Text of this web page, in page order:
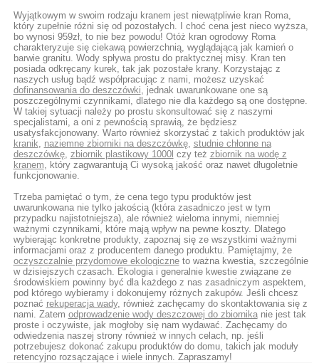
Wyjątkowym w swoim rodzaju kranem jest niewątpliwie kran Roma,
który zupełnie różni się od pozostałych. I choć cena jest nieco wyższa,
bo wynosi 959zł, to nie bez powodu! Otóż kran ogrodowy Roma
charakteryzuje się ciekawą powierzchnią, wyglądającą jak kamień o
barwie granitu. Wody spływa prostu do praktycznej misy. Kran ten
posiada odkręcany kurek, tak jak pozostałe krany. Korzystając z
naszych usług bądź współpracując z nami, możesz uzyskać
dofinansowania do deszczówki, jednak uwarunkowane one są
poszczególnymi czynnikami, dlatego nie dla każdego są one dostępne.
W takiej sytuacji należy po prostu skonsultować się z naszymi
specjalistami, a oni z pewnością sprawią, że będziesz
usatysfakcjonowany. Warto również skorzystać z takich produktów jak
kranik, naziemne zbiorniki na deszczówkę, studnie chłonne na
deszczówkę, zbiornik plastikowy 1000l czy też zbiornik na wodę z
kranem, który zagwarantują Ci wysoką jakość oraz nawet długoletnie
funkcjonowanie.
Trzeba pamiętać o tym, że cena tego typu produktów jest
uwarunkowana nie tylko jakością (która zasadniczo jest w tym
przypadku najistotniejsza), ale również wieloma innymi, niemniej
ważnymi czynnikami, które mają wpływ na pewne koszty. Dlatego
wybierając konkretne produkty, zapoznaj się ze wszystkimi ważnymi
informacjami oraz z producentem danego produktu. Pamiętajmy, że
oczyszczalnie przydomowe ekologiczneto ważna kwestia, szczególnie
w dzisiejszych czasach. Ekologia i generalnie kwestie związane ze
środowiskiem powinny być dla każdego z nas zasadniczym aspektem,
pod którego wybieramy i dokonujemy różnych zakupów. Jeśli chcesz
poznać rekuperacja wady, również zachęcamy do skontaktowania się z
nami. Zatem odprowadzenie wody deszczowej do zbiornikanie jest tak
proste i oczywiste, jak mogłoby się nam wydawać. Zachęcamy do
odwiedzenia naszej strony również w innych celach, np. jeśli
potrzebujesz dokonać zakupu produktów do domu, takich jak moduły
retencyjno rozsączające i wiele innych. Zapraszamy!